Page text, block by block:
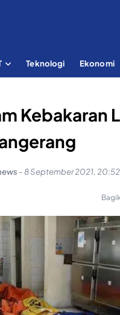
Teknologi Ekonomi
Kebakaran
-8 September 2021, 20:52